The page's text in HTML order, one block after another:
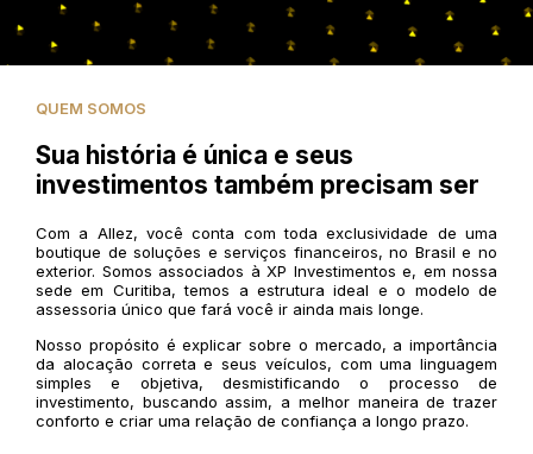
QUEM SOMOS
Sua história é única e seus
investimentos também precisam ser
Com a Allez, você conta com toda exclusividade de uma
boutique de soluções e serviços financeiros, no Brasil e no
exterior. Somos associados à XP Investimentos e, em nossa
sede em Curitiba, temos a estrutura ideal e o modelo de
assessoria único que fará você ir ainda mais longe.
Nosso propósito é explicar sobre o mercado, a importância
da alocação correta e seus veículos, com uma linguagem
simples e objetiva, desmistificando o processo de
investimento, buscando assim, a melhor maneira de trazer
conforto e criar uma relação de confiança a longo prazo.